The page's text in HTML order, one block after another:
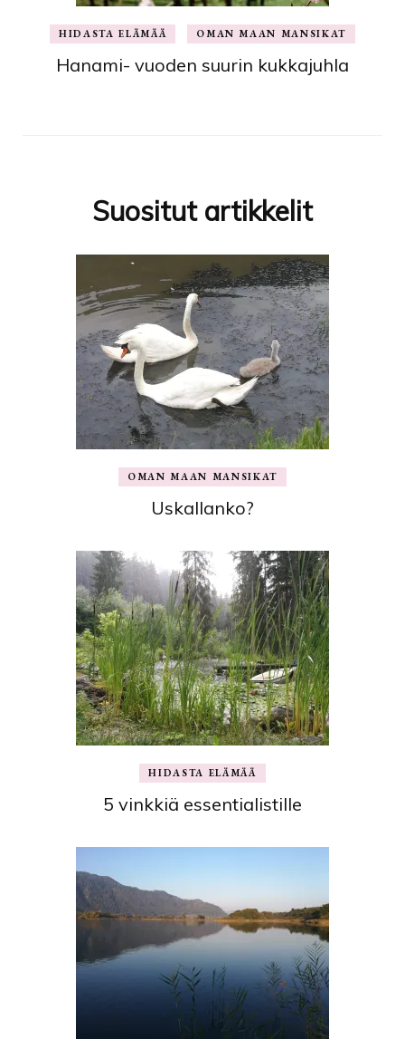
HIDASTA ELÄMÄÄ OMAN MAAN MANSIKAT
Hanami- vuoden suurin kukkajuhla
Suositut artikkelit
OMAN MAAN MANSIKAT
Uskallanko?
HIDASTA ELÄMÄÄ
5 vinkkiä essentialistille